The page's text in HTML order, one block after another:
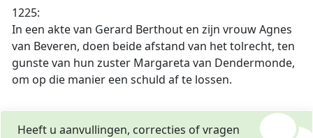
1225:
In een akte van Gerard Berthout en zijn vrouw Agnes
van Beveren, doen beide afstand van het tolrecht, ten
gunste van hun zuster Margareta van Dendermonde,
om op die manier een schuld af te lossen.
Heeft u aanvullingen, correcties of vragen